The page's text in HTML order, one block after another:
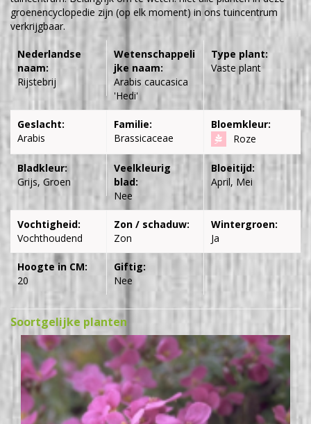
groenencyclopedie zijn (op elk moment) in ons tuincentrum
verkrijgbaar.
Nederlandse
naam:
Rijstebrij
Wetenschappeli
jke naam:
Arabis caucasica
'Hedi'
Type plant:
Vaste plant
Geslacht:
Arabis
Familie:
Brassicaceae
Bloemkleur:
Roze
Bladkleur:
Grijs, Groen
Veelkleurig
blad:
Nee
Bloeitijd:
April, Mei
Vochtigheid:
Vochthoudend
Zon / schaduw:
Zon
Wintergroen:
Ja
Hoogte in CM:
20
Giftig:
Nee
Soortgelijke planten